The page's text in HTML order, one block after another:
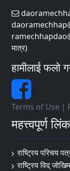
मात्र)
हामीलाई फलो
Terms of Use |
महत्त्वपूर्ण
राष्ट्रिय परिचय
राष्ट्रिय विद्